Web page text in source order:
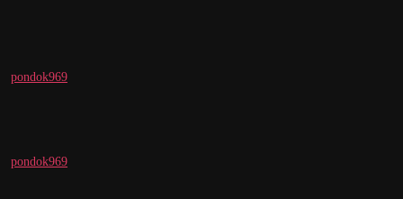
pondok969
pondok969